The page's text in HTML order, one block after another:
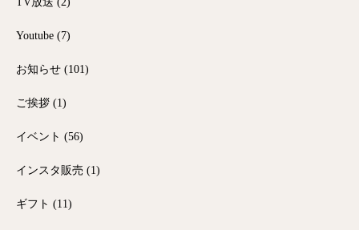
Youtube (7)
お知らせ (101)
ご挨拶 (1)
イベント (56)
インスタ販売 (1)
ギフト (11)